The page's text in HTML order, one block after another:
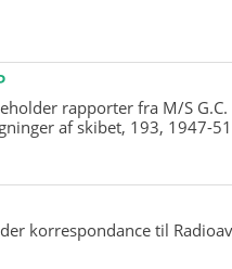
rapporter fra M/S G.C.
af skibet, 193, 1947-
korrespondance til